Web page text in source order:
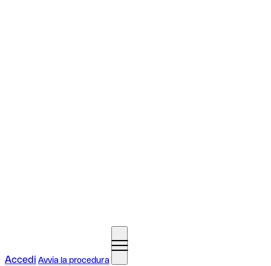
Accedi Avvia la procedura